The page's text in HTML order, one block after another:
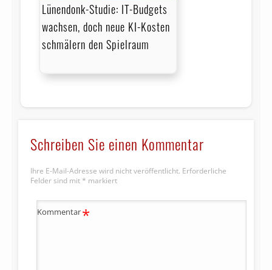
Lünendonk-Studie: IT-Budgets
wachsen, doch neue KI-Kosten
schmälern den Spielraum
Schreiben Sie einen Kommentar
Ihre E-Mail-Adresse wird nicht veröffentlicht. Erforderliche
Felder sind mit * markiert
Kommentar*